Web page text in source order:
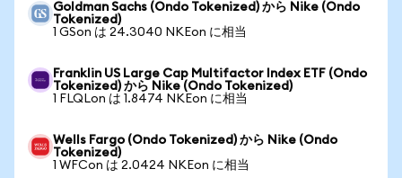
Goldman Sachs (Ondo Tokenized) から Nike (Ondo
Tokenized)
1 GSon は 24.3040 NKEon に相当
Franklin US Large Cap Multifactor Index ETF (Ondo
Tokenized) から Nike (Ondo Tokenized)
1 FLQLon は 1.8474 NKEon に相当
Wells Fargo (Ondo Tokenized) から Nike (Ondo
Tokenized)
1 WFCon は 2.0424 NKEon に相当